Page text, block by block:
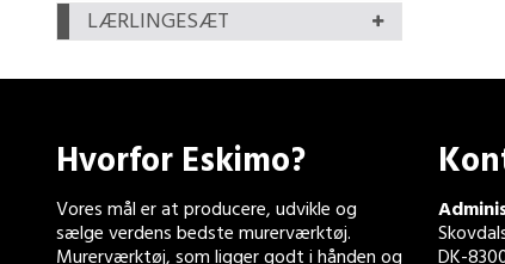
LÆRLINGESÆT
Hvorfor Eskimo?
Vores mål er at producere, udvikle og
sælge verdens bedste murerværktøj.
Murerværktøj, som ligger godt i hånden og DK-